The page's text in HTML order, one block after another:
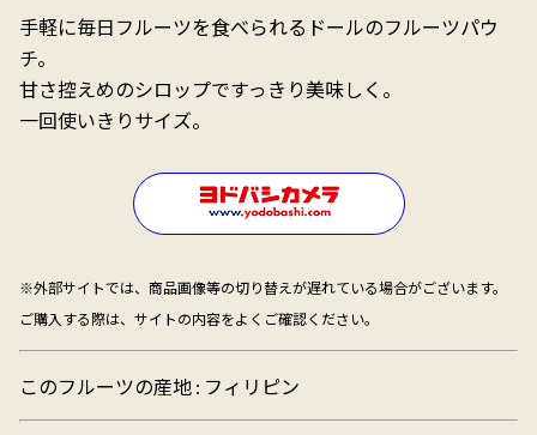
手軽に毎日フルーツを食べられるドールのフルーツパウ
チ。
甘さ控えめのシロップですっきり美味しく。
一回使いきりサイズ。
※外部サイトでは、商品画像等の切り替えが遅れている場合がございます。
ご購入する際は、サイトの内容をよくご確認ください。
このフルーツの産地 : フィリピン